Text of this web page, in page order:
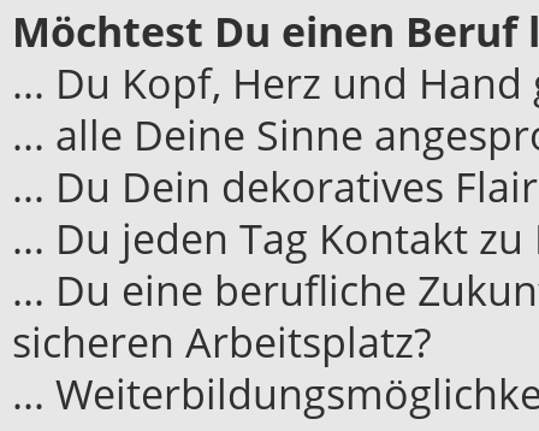
Möchtest Du einen
... Du Kopf, Herz und
... alle Deine Sinne
... Du Dein dekoratives
... Du jeden Tag Kontakt
... Du eine berufliche
sicheren Arbeitsplatz?
...